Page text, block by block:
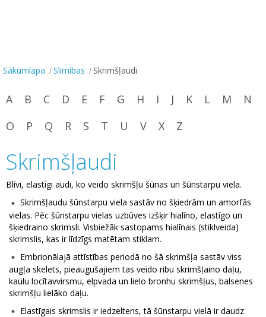
Sākumlapa Slimības Skrimšļaudi
A B C D E F G H I J K L M
N
O
P Q R S T U V X Z
Skrimšļaudi
Blīvi, elastīgi audi, ko veido skrimšļu šūnas un šūnstarpu viela.
Skrimšļaudu šūnstarpu viela sastāv no šķiedrām un amorfās
vielas. Pēc šūnstarpu vielas uzbūves izšķir hialīno, elastīgo un
šķiedraino skrimsli. Visbiežāk sastopams hialīnais (stiklveida)
skrimslis, kas ir līdzīgs matētam stiklam.
Embrionālajā attīstības periodā no šā skrimšļa sastāv viss
augļa skelets, pieaugušajiem tas veido ribu skrimšļaino daļu,
kaulu locītavvirsmu, elpvada un lielo bronhu skrimšļus, balsenes
skrimšļu lielāko daļu.
Elastīgais skrimslis ir iedzeltens, tā šūnstarpu vielā ir daudz